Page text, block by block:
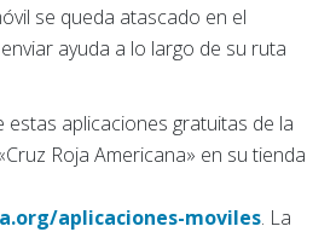
se queda atascado en el
ayuda a lo largo de su ruta
estas aplicaciones gratuitas de la
Roja Americana» en su tienda
aplicaciones-moviles. La